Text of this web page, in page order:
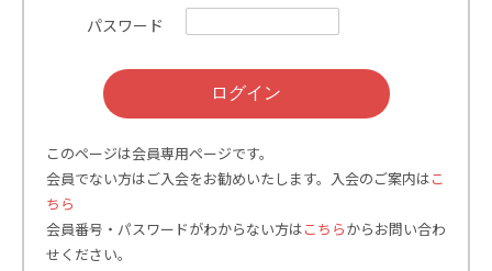
協会からのお知らせ
協会からのお知らせ
協会推薦の叙勲受章者をご紹
介いたします。
2026.04.28 協会からのお知らせ
2026年度「鉄道局長賞」募
パスワード
このページは会員専用ページです。
会員でない方はご入会をお勧めいたします。入会のご案内はこ
ちら
会員番号・パスワードがわからない方はこちらからお問い合わ
せください。